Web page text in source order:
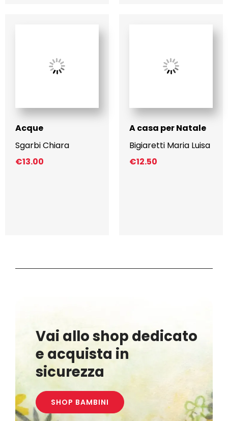
Acque
Sgarbi Chiara
€13.00
A casa per Natale
Bigiaretti Maria Luisa
€12.50
Vai allo shop dedicato
e acquista in
sicurezza
SHOP BAMBINI